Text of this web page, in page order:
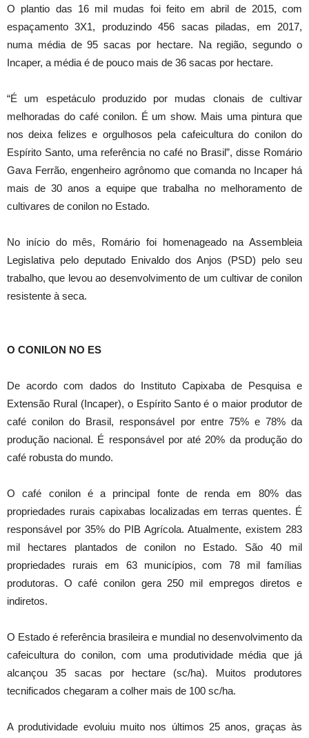
O plantio das 16 mil mudas foi feito em abril de 2015, com
espaçamento 3X1, produzindo 456 sacas piladas, em 2017,
numa média de 95 sacas por hectare. Na região, segundo o
Incaper, a média é de pouco mais de 36 sacas por hectare.
“É um espetáculo produzido por mudas clonais de cultivar
melhoradas do café conilon. É um show. Mais uma pintura que
nos deixa felizes e orgulhosos pela cafeicultura do conilon do
Espírito Santo, uma referência no café no Brasil”, disse Romário
Gava Ferrão, engenheiro agrônomo que comanda no Incaper há
mais de 30 anos a equipe que trabalha no melhoramento de
cultivares de conilon no Estado.
No início do mês, Romário foi homenageado na Assembleia
Legislativa pelo deputado Enivaldo dos Anjos (PSD) pelo seu
trabalho, que levou ao desenvolvimento de um cultivar de conilon
resistente à seca.
O CONILON NO ES
De acordo com dados do Instituto Capixaba de Pesquisa e
Extensão Rural (Incaper), o Espírito Santo é o maior produtor de
café conilon do Brasil, responsável por entre 75% e 78% da
produção nacional. É responsável por até 20% da produção do
café robusta do mundo.
O café conilon é a principal fonte de renda em 80% das
propriedades rurais capixabas localizadas em terras quentes. É
responsável por 35% do PIB Agrícola. Atualmente, existem 283
mil hectares plantados de conilon no Estado. São 40 mil
propriedades rurais em 63 municípios, com 78 mil famílias
produtoras. O café conilon gera 250 mil empregos diretos e
indiretos.
O Estado é referência brasileira e mundial no desenvolvimento da
cafeicultura do conilon, com uma produtividade média que já
alcançou 35 sacas por hectare (sc/ha). Muitos produtores
tecnificados chegaram a colher mais de 100 sc/ha.
A produtividade evoluiu muito nos últimos 25 anos, graças às